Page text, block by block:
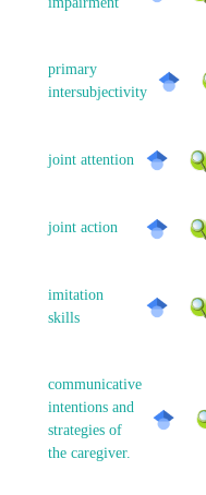
primary
intersubjectivity
joint attention
joint action
imitation
skills
communicative
intentions and
strategies of
the caregiver.